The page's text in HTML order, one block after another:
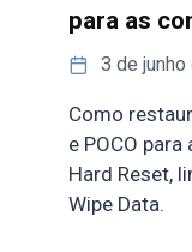
para as
3 de
Como
e POCO
Hard Reset,
Wipe Data.